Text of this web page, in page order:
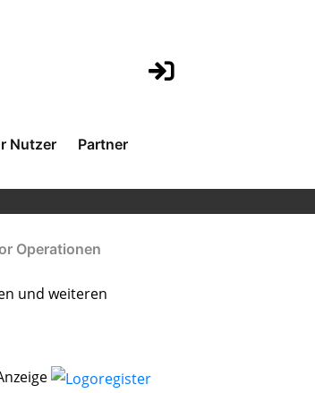
Nutzer Partner
Operationen
und weiteren